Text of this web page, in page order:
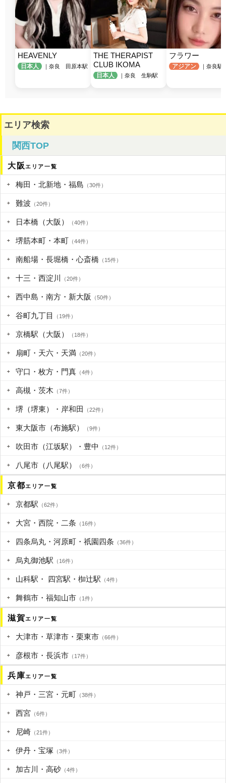
HEAVENLY
日本人 ｜奈良 田原本駅
THE THERAPIST
CLUB IKOMA
日本人 ｜奈良 生駒駅
フラワー
アジアン ｜奈良駅
エリア検索
関西TOP
大阪エリア一覧
梅田・北新地・福島 （30件）
難波 （20件）
日本橋（大阪） （40件）
堺筋本町・本町 （44件）
南船場・長堀橋・心斎橋 （15件）
十三・西淀川 （20件）
西中島・南方・新大阪 （50件）
谷町九丁目 （19件）
京橋駅（大阪） （18件）
扇町・天六・天満 （20件）
守口・枚方・門真 （4件）
高槻・茨木 （7件）
堺（堺東）・岸和田 （22件）
東大阪市（布施駅） （9件）
吹田市（江坂駅）・豊中 （12件）
八尾市（八尾駅） （6件）
京都エリア一覧
京都駅 （62件）
大宮・西院・二条 （16件）
四条烏丸・河原町・祇園四条 （36件）
烏丸御池駅 （16件）
山科駅・ 四宮駅・椥辻駅 （4件）
舞鶴市・福知山市 （1件）
滋賀エリア一覧
大津市・草津市・栗東市 （66件）
彦根市・長浜市 （17件）
兵庫エリア一覧
神戸・三宮・元町 （38件）
西宮 （6件）
尼崎 （21件）
伊丹・宝塚 （3件）
加古川・高砂 （4件）